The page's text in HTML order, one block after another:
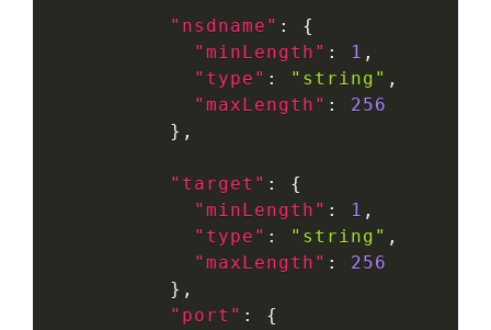
"nsdname" :
{
"minLength" : 1 ,
"type" : "string" ,
"maxLength" :
256
} ,
"target" :
{
"minLength" : 1 ,
"type" : "string" ,
"maxLength" :
256
} ,
"port" : {